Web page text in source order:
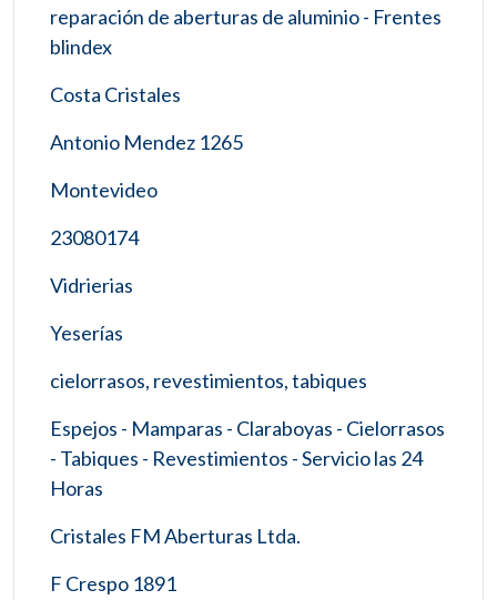
reparación de aberturas de aluminio - Frentes
blindex
Costa Cristales
Antonio Mendez 1265
Montevideo
23080174
Vidrierias
Yeserías
cielorrasos, revestimientos, tabiques
Espejos - Mamparas - Claraboyas - Cielorrasos
- Tabiques - Revestimientos - Servicio las 24
Horas
Cristales FM Aberturas Ltda.
F Crespo 1891